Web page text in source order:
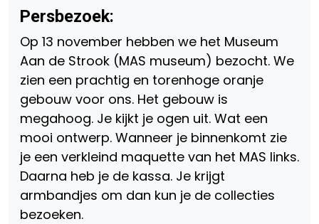
Persbezoek:
Op 13 november hebben we het Museum
Aan de Strook (MAS museum) bezocht. We
zien een prachtig en torenhoge oranje
gebouw voor ons. Het gebouw is
megahoog. Je kijkt je ogen uit. Wat een
mooi ontwerp. Wanneer je binnenkomt zie
je een verkleind maquette van het MAS links.
Daarna heb je de kassa. Je krijgt
armbandjes om dan kun je de collecties
bezoeken.